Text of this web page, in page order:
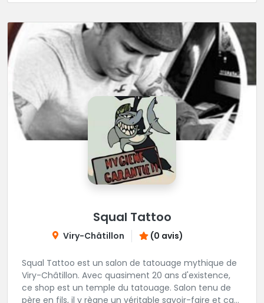
Squal Tattoo
Viry-Châtillon (0 avis)
Squal Tattoo est un salon de tatouage mythique de
Viry-Châtillon. Avec quasiment 20 ans d'existence,
ce shop est un temple du tatouage. Salon tenu de
père en fils, il y règne un véritable savoir-faire et ca